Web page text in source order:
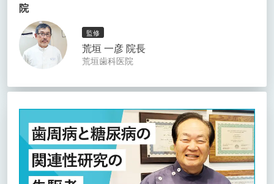
院
監修
荒垣 一彦 院長
荒垣歯科医院